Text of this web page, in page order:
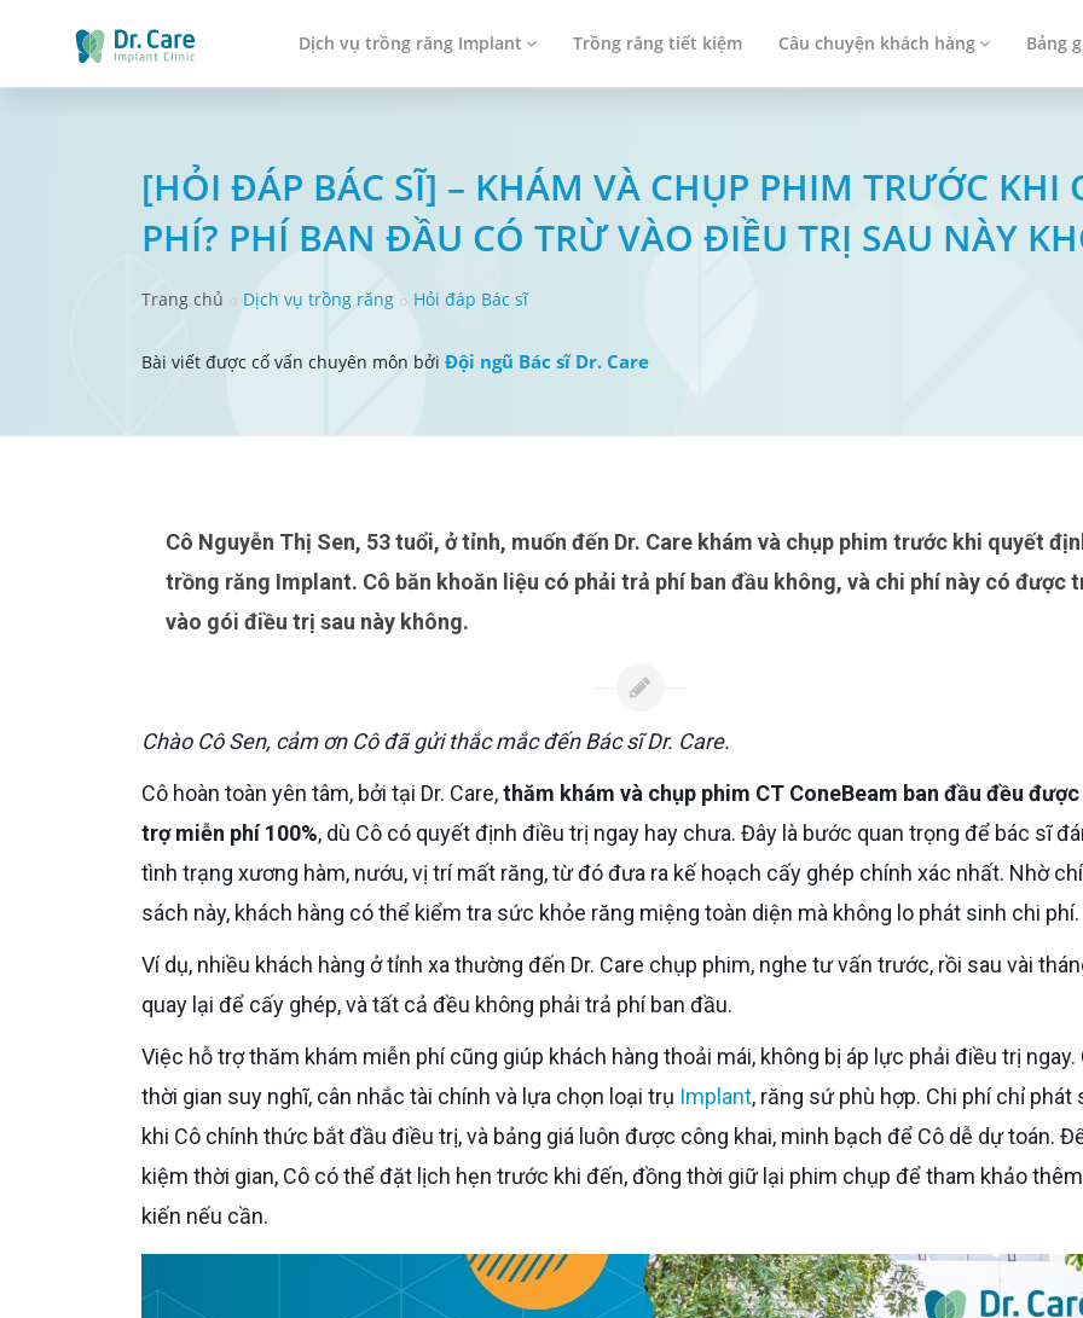
Dịch vụ trồng răng Implant Trồng răng tiết kiệm Câu chuyện khách hàng Bảng
[HỎI ĐÁP BÁC SĨ] – KHÁM VÀ CHỤP PHIM TRƯỚC KHI
PHÍ? PHÍ BAN ĐẦU CÓ TRỪ VÀO ĐIỀU TRỊ SAU NÀY
Trang chủ Dịch vụ trồng răng Hỏi đáp Bác sĩ
Bài viết được cố vấn chuyên môn bởi Đội ngũ Bác sĩ Dr. Care
Cô Nguyễn Thị Sen, 53 tuổi, ở tỉnh, muốn đến Dr. Care khám và chụp phim trước khi quyết định
trồng răng Implant. Cô băn khoăn liệu có phải trả phí ban đầu không, và chi phí này có được
vào gói điều trị sau này không.
Chào Cô Sen, cảm ơn Cô đã gửi thắc mắc đến Bác sĩ Dr. Care.
Cô hoàn toàn yên tâm, bởi tại Dr. Care,thăm khám và chụp phim CT ConeBeam ban đầu đều được
trợ miễn phí 100%, dù Cô có quyết định điều trị ngay hay chưa. Đây là bước quan trọng để bác sĩ
tình trạng xương hàm, nướu, vị trí mất răng, từ đó đưa ra kế hoạch cấy ghép chính xác nhất. Nhờ
sách này, khách hàng có thể kiểm tra sức khỏe răng miệng toàn diện mà không lo phát sinh chi phí.
Ví dụ, nhiều khách hàng ở tỉnh xa thường đến Dr. Care chụp phim, nghe tư vấn trước, rồi sau vài tháng mới
quay lại để cấy ghép, và tất cả đều không phải trả phí ban đầu.
Việc hỗ trợ thăm khám miễn phí cũng giúp khách hàng thoải mái, không bị áp lực phải điều trị ngay. Cô có
thời gian suy nghĩ, cân nhắc tài chính và lựa chọn loại trụ Implant, răng sứ phù hợp. Chi phí chỉ phát
khi Cô chính thức bắt đầu điều trị, và bảng giá luôn được công khai, minh bạch để Cô dễ dự toán.
kiệm thời gian, Cô có thể đặt lịch hẹn trước khi đến, đồng thời giữ lại phim chụp để tham khảo
kiến nếu cần.